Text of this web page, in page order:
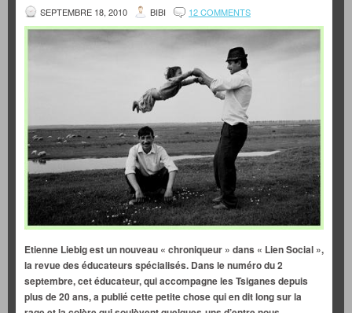
SEPTEMBRE 18, 2010 BIBI 12 COMMENTS
Etienne Liebig est un nouveau « chroniqueur » dans « Lien Social »,
la revue des éducateurs spécialisés. Dans le numéro du 2
septembre, cet éducateur, qui accompagne les Tsiganes depuis
plus de 20 ans, a publié cette petite chose qui en dit long sur la